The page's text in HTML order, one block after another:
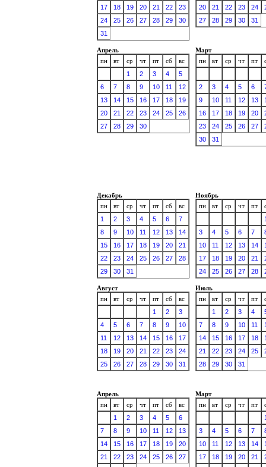
17
18 19 20 21 22
23
24
25 26 27 28 29
30
31
20
21 22 23 24
27
28 29 30 31
Апрель
пн
вт ср чт пт сб
вс
1
2 3 4
5
6
7 8 9 10 11
12
13
14 15 16 17 18
19
20
21 22 23 24 25
26
27
28 29 30
Март
пн
вт ср чт пт
2 3 4 5 6
9
10 11 12 13
16
17 18 19 20
23
24 25 26 27
30
31
Декабрь
пн
вт ср чт пт сб
вс
1
2 3 4 5 6
7
8
9 10 11 12 13
14
15
16 17 18 19 20
21
22
23 24 25 26 27
28
29
30 31
Ноябрь
пн
вт ср чт пт
3
4 5 6 7
10
11 12 13 14
17
18 19 20 21
24
25 26 27 28
Август
пн
вт ср чт пт сб
вс
1
2
3
4
5 6 7 8 9
10
11
12 13 14 15 16
17
18
19 20 21 22 23
24
25
26 27 28 29 30 31
Июль
пн
вт ср чт пт
1
2 3 4
7
8 9 10 11
14
15 16 17 18
21
22 23 24 25
28
29 30 31
Апрель
пн
вт ср чт пт сб
вс
1
2 3 4 5
6
7
8 9 10 11 12
13
14
15 16 17 18 19
20
21
22 23 24 25 26
27
Март
пн
вт ср чт пт
3
4 5 6 7
10
11 12 13 14
17
18 19 20 21